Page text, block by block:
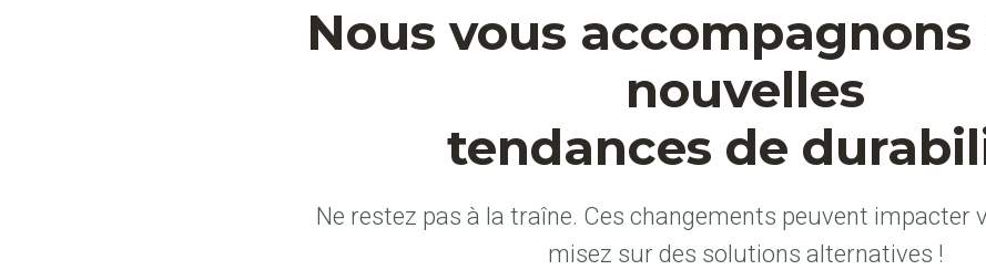
Nous vous accompagnons
nouvelles
tendances de
Ne restez pas à la traîne. Ces changements peuvent impacter
misez sur des solutions alternatives !